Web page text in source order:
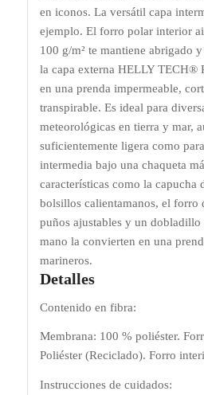
en iconos. La versátil capa
ejemplo. El forro polar interior
100 g/m² te mantiene abrigado
la capa externa HELLY TECH®
en una prenda impermeable,
transpirable. Es ideal para
meteorológicas en tierra y mar,
suficientemente ligera como
intermedia bajo una chaqueta
características como la capucha
bolsillos calientamanos, el forro
puños ajustables y un dobladillo
mano la convierten en una
marineros.
Detalles
Contenido en fibra:
Membrana: 100 % poliéster.
Poliéster (Reciclado). Forro
Instrucciones de cuidados: